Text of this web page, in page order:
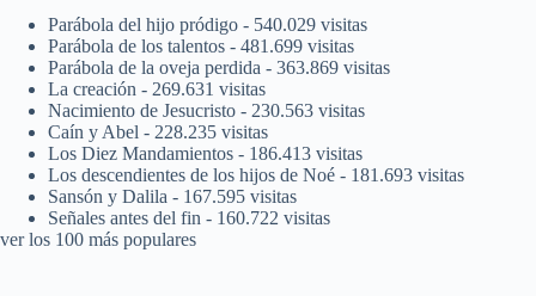
Parábola del hijo pródigo - 540.029 visitas
Parábola de los talentos - 481.699 visitas
Parábola de la oveja perdida - 363.869 visitas
La creación - 269.631 visitas
Nacimiento de Jesucristo - 230.563 visitas
Caín y Abel - 228.235 visitas
Los Diez Mandamientos - 186.413 visitas
Los descendientes de los hijos de Noé - 181.693 visitas
Sansón y Dalila - 167.595 visitas
Señales antes del fin - 160.722 visitas
ver los 100 más populares